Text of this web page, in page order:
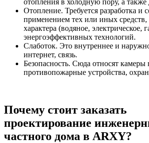
отопления в холодную пору, а
Отопление. Требуется разработка и
применением тех или иных средств,
характера (водяное, электрическое,
энергоэффективных технологий.
Слаботок. Это внутреннее и
интернет, связь.
Безопасность. Сюда относят камеры
противопожарные устройства,
Почему стоит заказать
проектирование
частного дома в ARXY?